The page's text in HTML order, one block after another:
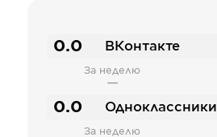
0.0 ВКонтакте
За неделю
—
0.0 Одноклассники
За неделю